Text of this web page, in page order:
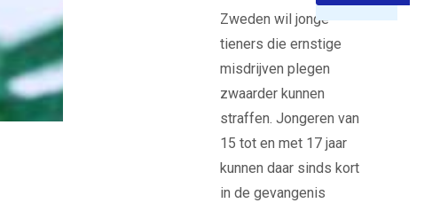
te
snelle
Zweden wil jonge
tieners die ernstige
misdrijven plegen
zwaarder kunnen
straffen. Jongeren van
15 tot en met 17 jaar
kunnen daar sinds kort
in de gevangenis